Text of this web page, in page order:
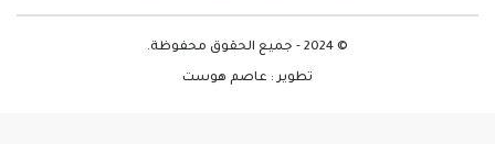
© 2024 - جميع الحقوق محفوظة.
تطوير : عاصم هوست